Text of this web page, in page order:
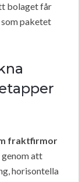
bolaget får
paketet
fraktfirmor
att
horisontella